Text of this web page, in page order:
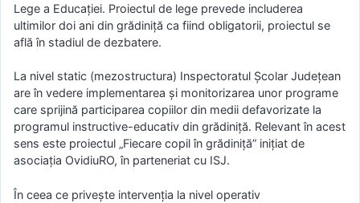
Lege a Educației. Proiectul de lege prevede includerea
ultimilor doi ani din grădiniță ca fiind obligatorii, proiectul se
află în stadiul de dezbatere.
La nivel static (mezostructura) Inspectoratul Școlar Județean
are în vedere implementarea și monitorizarea unor programe
care sprijină participarea copiilor din medii defavorizate la
programul instructive-educativ din grădiniță. Relevant în acest
sens este proiectul „Fiecare copil în grădiniță” inițiat de
asociația OvidiuRO, în parteneriat cu ISJ.
În ceea ce privește intervenția la nivel operativ